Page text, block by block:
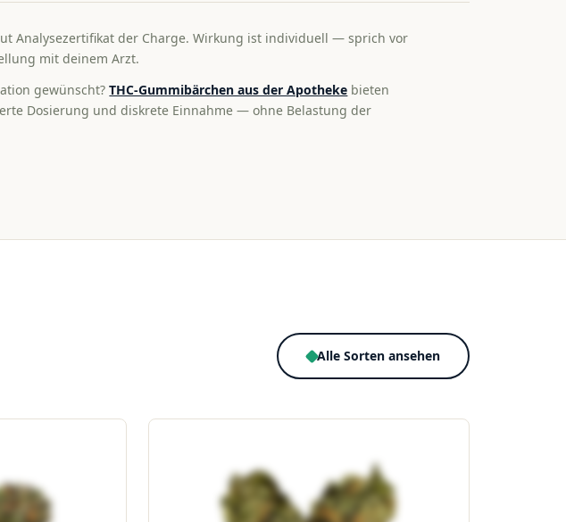
Analysezertifikat der Charge. Wirkung ist individuell — sprich vor
mit deinem Arzt.
gewünscht?THC-Gummibärchen aus der Apotheke bieten
Dosierung und diskrete Einnahme — ohne Belastung der
Alle Sorten ansehen